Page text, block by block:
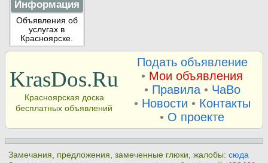
Информация
Объявления об
услугах в
Красноярске.
KrasDos.Ru
Красноярская доска
бесплатных объявлений
Подать объявление
• Мои объявления
• Правила• ЧаВо
• Новости • Контакты
• О проекте
Замечания, предложения, замеченные глюки, жалобы:сюда